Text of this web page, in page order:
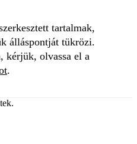
tartalmak,
álláspontját tükrözi.
kérjük, olvassa el a
.